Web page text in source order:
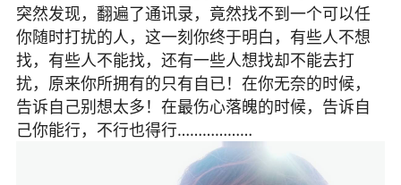
想要更快入门社区，请阅读【新手宝典】
突然发现，翻遍了通讯录，竟然找不到一个可以任
你随时打扰的人，这一刻你终于明白，有些人不想
找，有些人不能找，还有一些人想找却不能去打
扰，原来你所拥有的只有自已！在你无奈的时候，
告诉自己别想太多！在最伤心落魄的时候，告诉自
己你能行，不行也得行………………